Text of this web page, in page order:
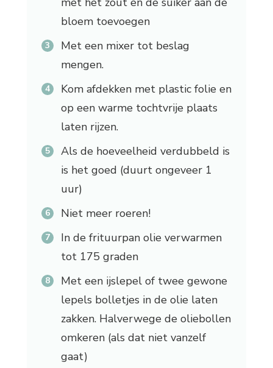
bloem toevoegen
Met een mixer tot beslag
mengen.
Kom afdekken met plastic folie en
op een warme tochtvrije plaats
laten rijzen.
Als de hoeveelheid verdubbeld is
is het goed (duurt ongeveer 1
uur)
Niet meer roeren!
In de frituurpan olie verwarmen
tot 175 graden
Met een ijslepel of twee gewone
lepels bolletjes in de olie laten
zakken. Halverwege de oliebollen
omkeren (als dat niet vanzelf
gaat)